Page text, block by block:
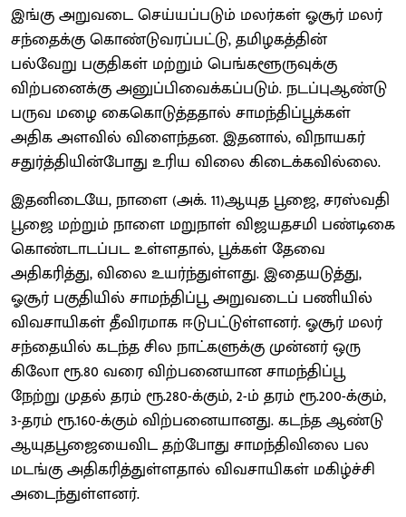
இங்கு அறுவடை செய்யப்படும் மலர்கள் ஓசூர் மலர்
சந்தைக்கு கொண்டுவரப்பட்டு, தமிழகத்தின்
பல்வேறு பகுதிகள் மற்றும் பெங்களூருவுக்கு
விற்பனைக்கு அனுப்பிவைக்கப்படும். நடப்புஆண்டு
பருவ மழை கைகொடுத்ததால் சாமந்திப்பூக்கள்
அதிக அளவில் விளைந்தன. இதனால், விநாயகர்
சதுர்த்தியின்போது உரிய விலை கிடைக்கவில்லை.
இதனிடையே, நாளை (அக். 11)ஆயுத பூஜை, சரஸ்வதி
பூஜை மற்றும் நாளை மறுநாள் விஜயதசமி பண்டிகை
கொண்டாடப்பட உள்ளதால், பூக்கள் தேவை
அதிகரித்து, விலை உயர்ந்துள்ளது. இதையடுத்து,
ஓசூர் பகுதியில் சாமந்திப்பூ அறுவடைப் பணியில்
விவசாயிகள் தீவிரமாக ஈடுபட்டுள்ளனர். ஓசூர் மலர்
சந்தையில் கடந்த சில நாட்களுக்கு முன்னர் ஒரு
கிலோ ரூ.80 வரை விற்பனையான சாமந்திப்பூ
நேற்று முதல் தரம் ரூ.280-க்கும், 2-ம் தரம் ரூ.200-க்கும்,
3-தரம் ரூ.160-க்கும் விற்பனையானது. கடந்த ஆண்டு
ஆயுதபூஜையைவிட தற்போது சாமந்திவிலை பல
மடங்கு அதிகரித்துள்ளதால் விவசாயிகள் மகிழ்ச்சி
அடைந்துள்ளனர்.